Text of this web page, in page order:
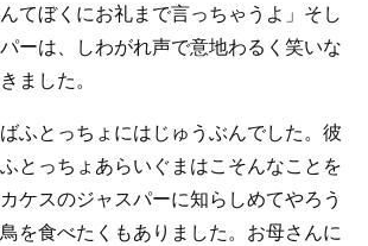
てぼくにお礼まで言っちゃうよ」そし
ーは、しわがれ声で意地わるく笑いな
ました。
ふとっちょにはじゅうぶんでした。彼
とっちょあらいぐまはこそんなことを
ケスのジャスパーに知らしめてやろう
を食べたくもありました。お母さんに